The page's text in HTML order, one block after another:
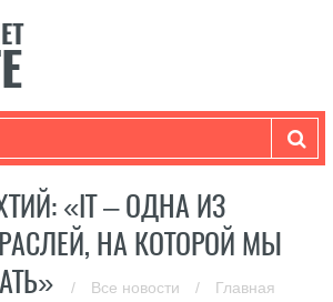
«IТ – ОДНА ИЗ
НА КОТОРОЙ МЫ
/ Все новости / Главная